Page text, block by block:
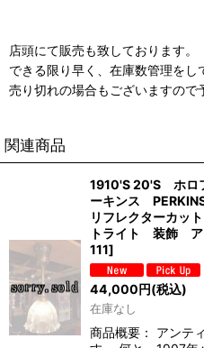
店頭にて販売も致しております。
できる限り早く、在庫数管理をし
売り切れの場合もございますので
関連商品
1910'S 20'S ホロ
ーキンス
リフレクターカ
トライト 装飾 ア
111]
44,000円(税込)
在庫なし
商品概要： アンテ